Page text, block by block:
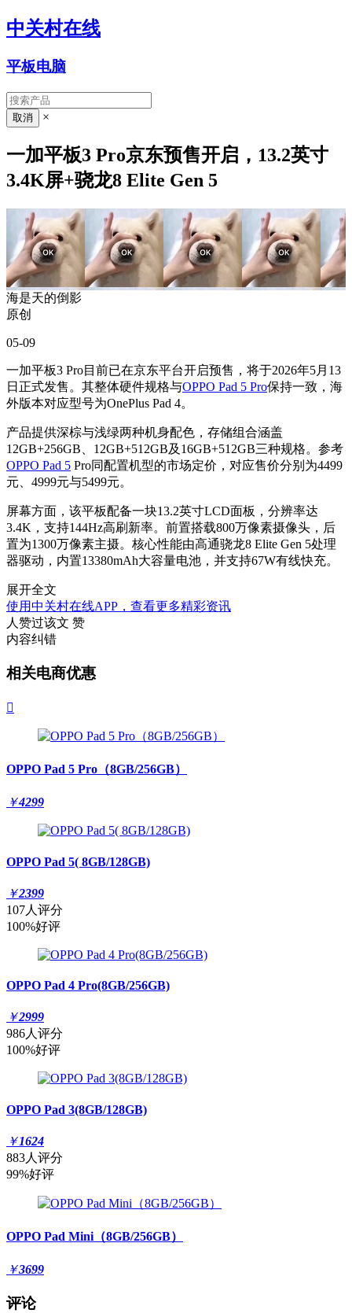
中关村在线
平板电脑
×
一加平板3 Pro京东预售开启，13.2英寸
3.4K屏+骁龙8 Elite Gen 5
海是天的倒影
原创
05-09
一加平板3 Pro目前已在京东平台开启预售，将于2026年5月13
日正式发售。其整体硬件规格与OPPO Pad 5 Pro保持一致，海
外版本对应型号为OnePlus Pad 4。
产品提供深棕与浅绿两种机身配色，存储组合涵盖
12GB+256GB、12GB+512GB及16GB+512GB三种规格。参考
OPPO Pad 5 Pro同配置机型的市场定价，对应售价分别为4499
元、4999元与5499元。
屏幕方面，该平板配备一块13.2英寸LCD面板，分辨率达
3.4K，支持144Hz高刷新率。前置搭载800万像素摄像头，后
置为1300万像素主摄。核心性能由高通骁龙8 Elite Gen 5处理
器驱动，内置13380mAh大容量电池，并支持67W有线快充。
展开全文
使用中关村在线APP，查看更多精彩资讯
人赞过该文 赞
内容纠错
相关电商优惠

OPPO Pad 5 Pro（8GB/256GB）
￥4299
OPPO Pad 5( 8GB/128GB)
￥2399
107人评分
100%好评
OPPO Pad 4 Pro(8GB/256GB)
￥2999
986人评分
100%好评
OPPO Pad 3(8GB/128GB)
￥1624
883人评分
99%好评
OPPO Pad Mini（8GB/256GB）
￥3699
评论